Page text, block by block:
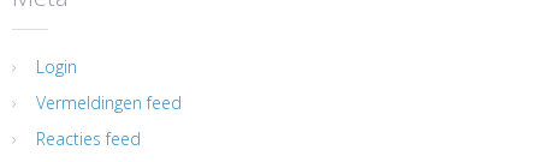
Login
Vermeldingen feed
Reacties feed